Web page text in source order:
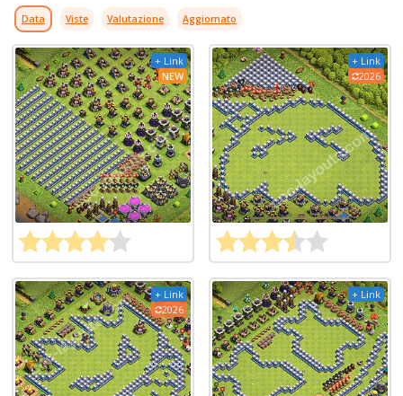
Data Viste Valutazione Aggiornato
+ Link
NEW
+ Link
2026
+ Link
2026
+ Link